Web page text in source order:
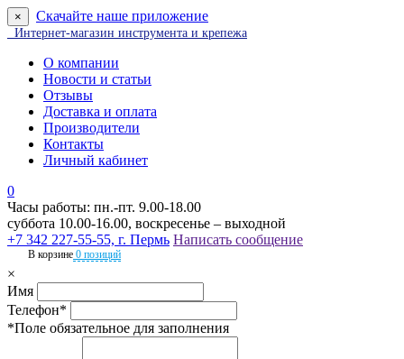
× Скачайте наше приложение
Интернет-магазин инструмента и крепежа
О компании
Новости и статьи
Отзывы
Доставка и оплата
Производители
Контакты
Личный кабинет
0
Часы работы: пн.-пт. 9.00-18.00
суббота 10.00-16.00, воскресенье – выходной
+7 342 227-55-55, г. Пермь Написать сообщение
В корзине 0 позиций
×
Имя
Телефон*
*Поле обязательное для заполнения